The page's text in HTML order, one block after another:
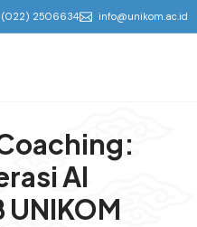
(022) 2506634 info@unikom.ac.id
AI
UNIKOM